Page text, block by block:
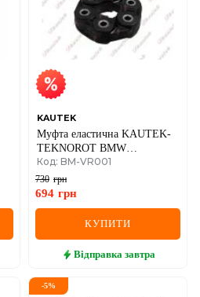
KAUTEK
Муфта еластична KAUTEK-
TEKNOROT BMW
E12/21/28/30/34/36,Opel
Omega
Код: BM-VR001
730 грн
694 грн
КУПИТИ
Відправка завтра
-5%